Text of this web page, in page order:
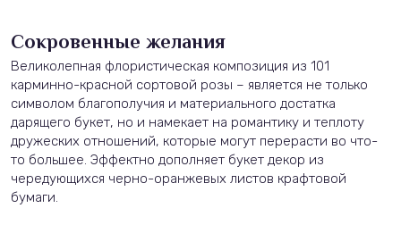
Сокровенные желания
Великолепная флористическая композиция из 101
карминно-красной сортовой розы – является не только
символом благополучия и материального достатка
дарящего букет, но и намекает на романтику и теплоту
дружеских отношений, которые могут перерасти во что-
то большее. Эффектно дополняет букет декор из
чередующихся черно-оранжевых листов крафтовой
бумаги.